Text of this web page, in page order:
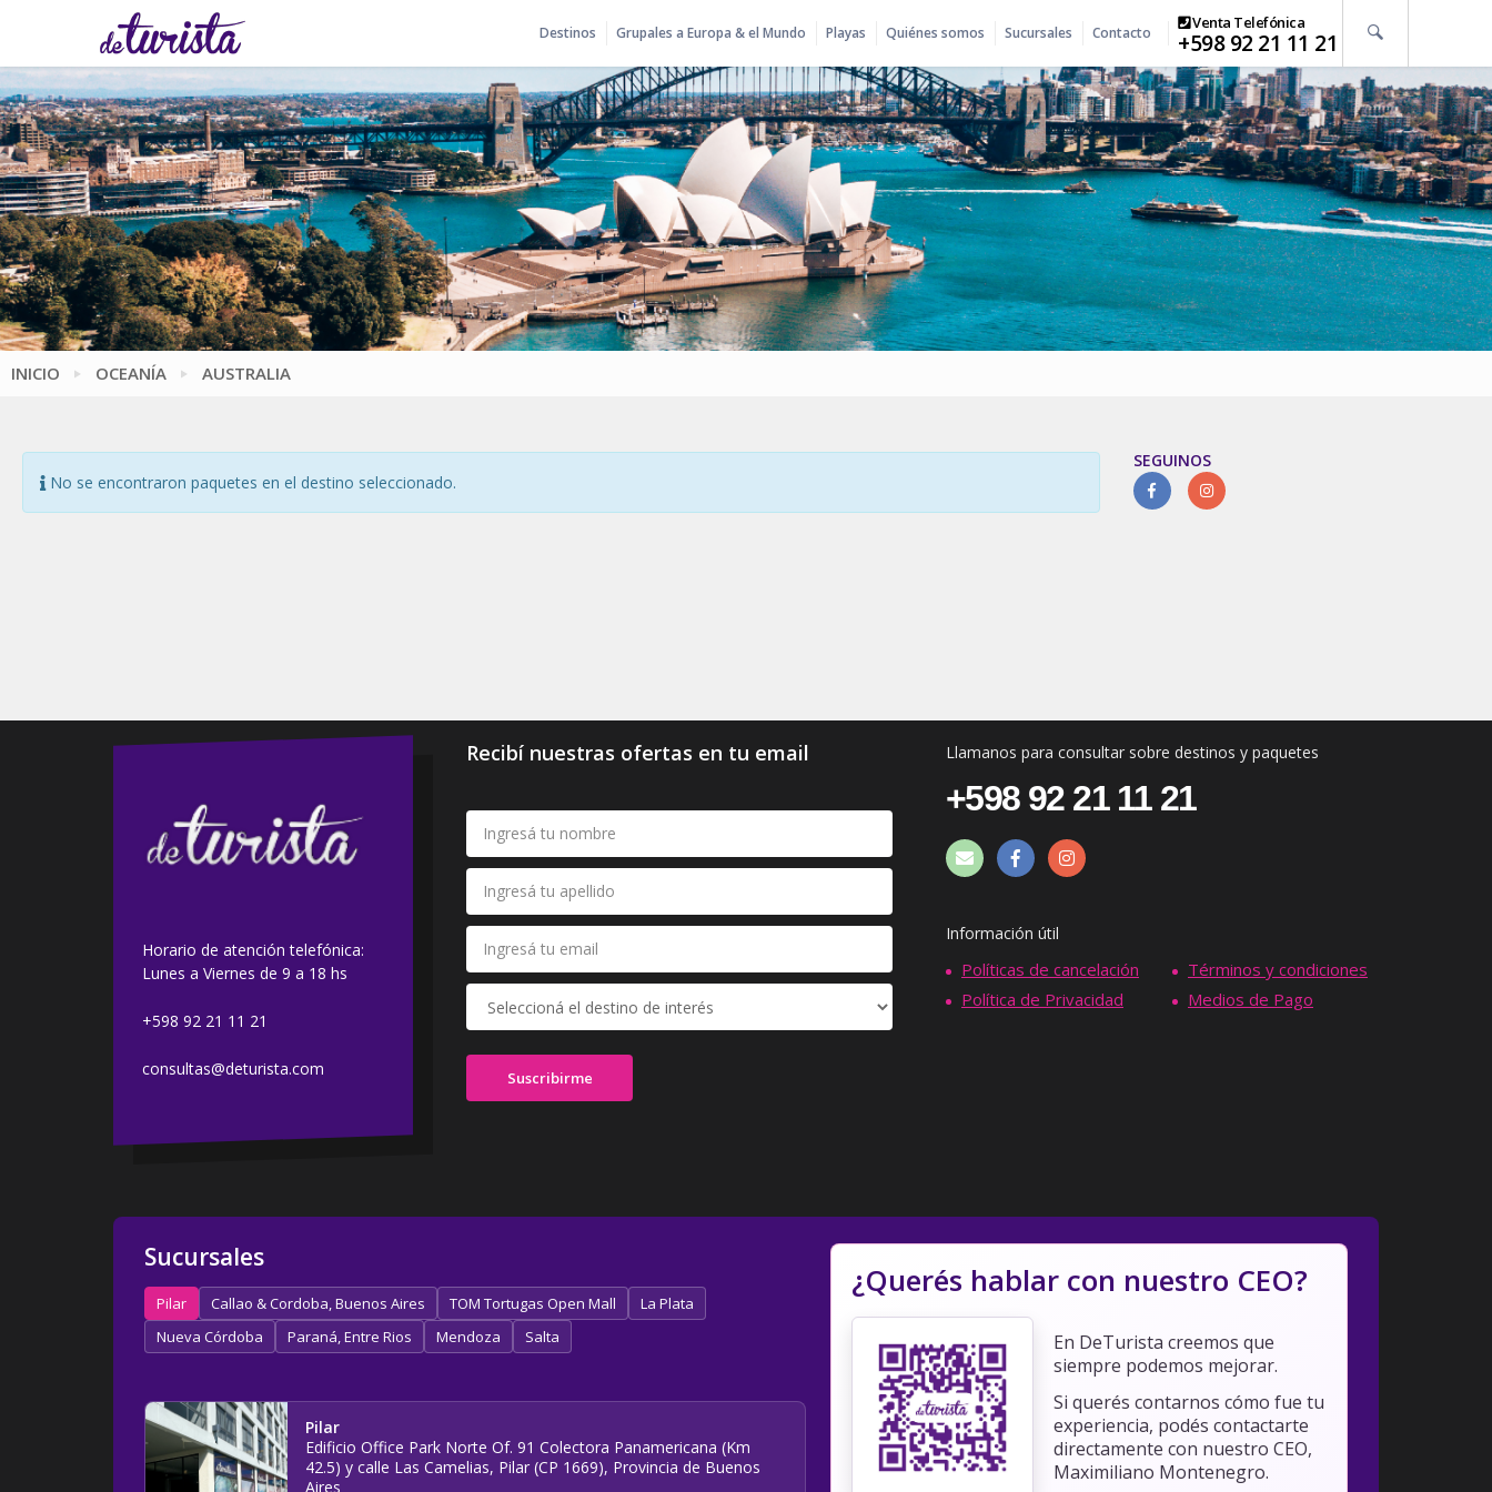
Destinos Grupales a Europa & el Mundo Playas Quiénes somos Sucursales Contacto
Venta Telefónica
+598 92 21 11 21
INICIO OCEANÍA AUSTRALIA
No se encontraron paquetes en el destino seleccionado.
SEGUINOS
Horario de atención telefónica:
Lunes a Viernes de 9 a 18 hs
+598 92 21 11 21
consultas@deturista.com
Recibí nuestras ofertas en tu email Llamanos para consultar sobre destinos y paquetes
+598 92 21 11 21
Información útil
Políticas de cancelación
Términos y condiciones
Política de Privacidad
Medios de Pago
Sucursales
Pilar Callao & Cordoba, Buenos Aires TOM Tortugas Open Mall
La Plata
Nueva Córdoba
Paraná, Entre Rios Mendoza Salta
Pilar
Edificio Office Park Norte Of. 91 Colectora Panamericana (Km
42.5) y calle Las Camelias, Pilar (CP 1669), Provincia de Buenos
Aires
¿Querés hablar con nuestro CEO?
En DeTurista creemos que
siempre podemos mejorar.
Si querés contarnos cómo fue tu
experiencia, podés contactarte
directamente con nuestro CEO,
Maximiliano Montenegro.